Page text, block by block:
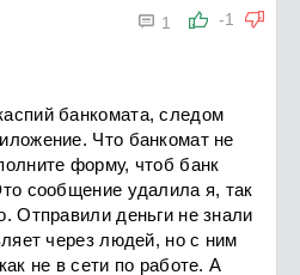
-1
 1
банкомата, следом
Что банкомат не
форму, чтоб банк
сообщение удалила я, так
Отправили деньги не знали
через людей, но с ним
не в сети по работе. А